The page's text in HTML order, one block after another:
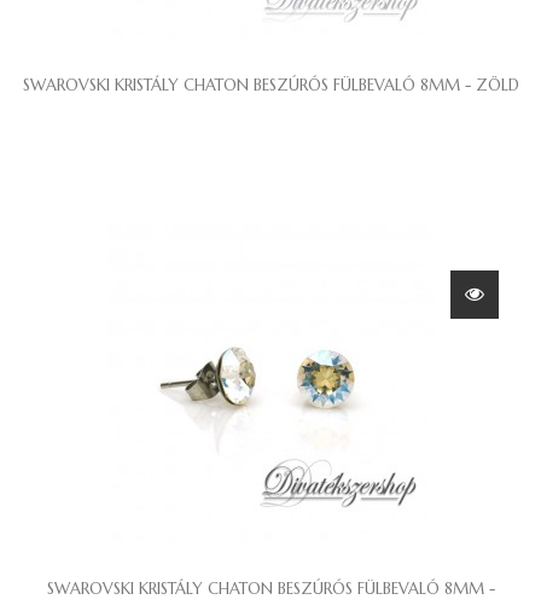
SWAROVSKI KRISTÁLY CHATON BESZÚRÓS FÜLBEVALÓ 8MM - ZÖLD
SWAROVSKI KRISTÁLY CHATON BESZÚRÓS FÜLBEVALÓ 8MM -